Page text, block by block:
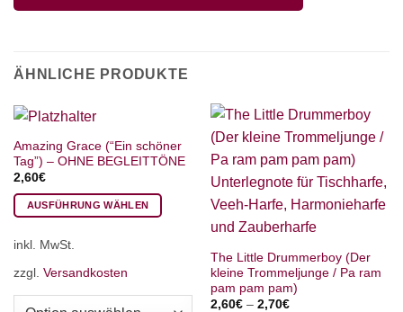
ÄHNLICHE PRODUKTE
Amazing Grace (“Ein schöner
Tag”) – OHNE BEGLEITTÖNE
2,60€
AUSFÜHRUNG WÄHLEN
Produkt
mehrere
inkl. MwSt.
zzgl. Versandkosten
The Little Drummerboy (Der
kleine Trommeljunge / Pa ram
pam pam pam)
2,60€– 2,70€